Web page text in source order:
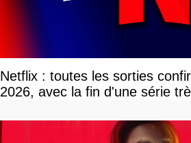
Netflix : toutes les sorties
2026, avec la fin d'une série